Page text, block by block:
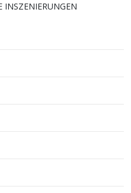
INSZENIERUNGEN